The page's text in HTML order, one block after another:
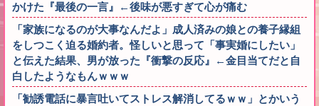
かけた『最後の一言』←後味が悪すぎて心が痛む
「家族になるのが大事なんだよ」成人済みの娘との養子縁組
をしつこく迫る婚約者。怪しいと思って「事実婚にしたい」
と伝えた結果、男が放った『衝撃の反応』←金目当てだと自
白したようなもんｗｗｗ
「勧誘電話に暴言吐いてストレス解消してるｗｗ」とかいう